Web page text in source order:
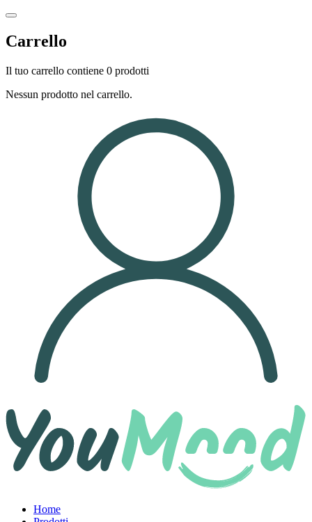
Carrello
Il tuo carrello contiene 0 prodotti
Nessun prodotto nel carrello.
Home